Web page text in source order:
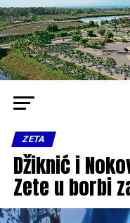
ZETA
Džiknić i
Zete u borbi